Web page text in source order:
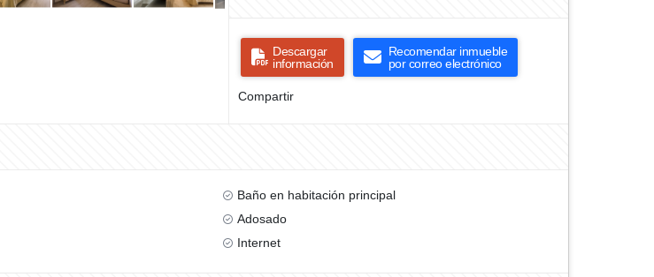
Descargar
información
Recomendar inmueble
por correo electrónico
Compartir
Baño en habitación principal
Adosado
Internet